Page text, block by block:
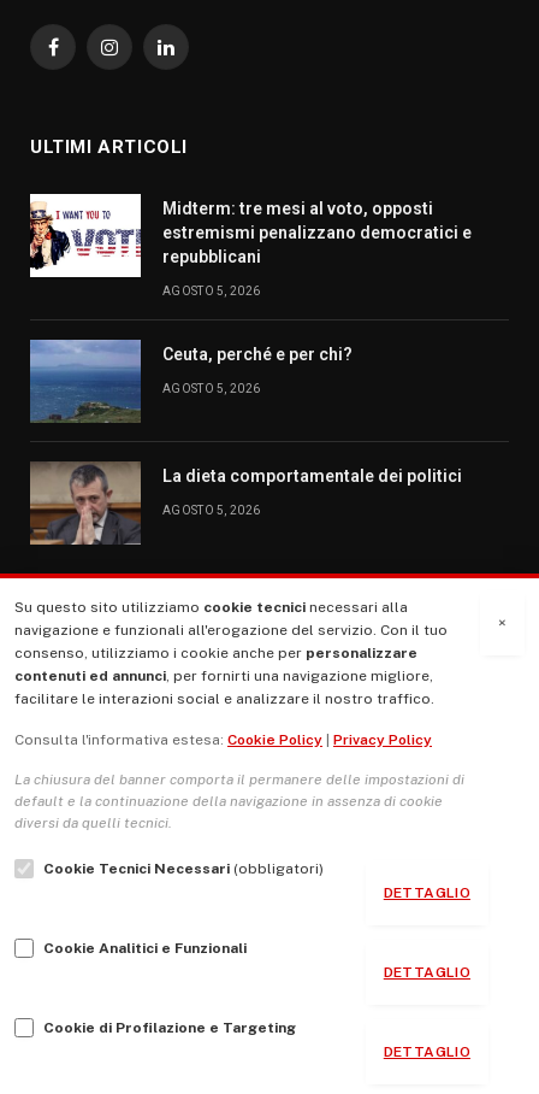
FacebookInstagramLinkedIn
ULTIMI ARTICOLI
Midterm: tre mesi al voto, opposti
estremismi penalizzano democratici e
repubblicani
AGOSTO 5, 2026
Ceuta, perché e per chi?
AGOSTO 5, 2026
La dieta comportamentale dei politici
AGOSTO 5, 2026
MENU
La Nostra Storia
Le Copertine
L’Associazione
Indirizzo Socio Politico Culturale
Guida per le autrici e gli autori
×
Su questo sito utilizziamo cookie tecnici necessari alla
navigazione e funzionali all'erogazione del servizio. Con il tuo
consenso, utilizziamo i cookie anche per personalizzare
contenuti ed annunci, per fornirti una navigazione migliore,
facilitare le interazioni social e analizzare il nostro traffico.
Consulta l'informativa estesa: Cookie Policy Privacy Policy
La chiusura del banner comporta il permanere delle impostazioni di
default e la continuazione della navigazione in assenza di cookie
diversi da quelli tecnici.
Cookie Tecnici Necessari (obbligatori)
DETTAGLIO
Cookie Analitici e Funzionali
DETTAGLIO
Cookie di Profilazione e Targeting
DETTAGLIO